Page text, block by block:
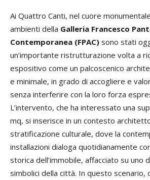
Ai Quattro Canti, nel cuore
ambienti della Galleria Francesco
Contemporanea (FPAC) sono stati
un’importante ristrutturazione volta a
espositivo come un palcoscenico
e minimale, in grado di accogliere e
senza interferire con la loro forza
L’intervento, che ha interessato una
mq, si inserisce in un contesto
stratificazione culturale, dove la
installazioni dialoga quotidianamente
storica dell’immobile, affacciato su uno
simbolici della città. In questo scenario,